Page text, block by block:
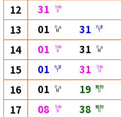
12 31 うめ
U
13 01 ミュ
M 31 たま
T
14 01 うめ
U 31 ミュ
M
15 01 たま
T 31 うめ
U
16 01 ミュ
M 19 動物
D
17 08 うめ
U 38 動物
D